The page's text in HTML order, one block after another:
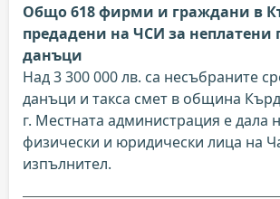
Общо 618 фирми и граждани в
предадени на ЧСИ за неплатени
данъци
Над 3 300 000 лв. са несъбраните
данъци и такса смет в община
г. Местната администрация е дала
физически и юридически лица на
изпълнител.